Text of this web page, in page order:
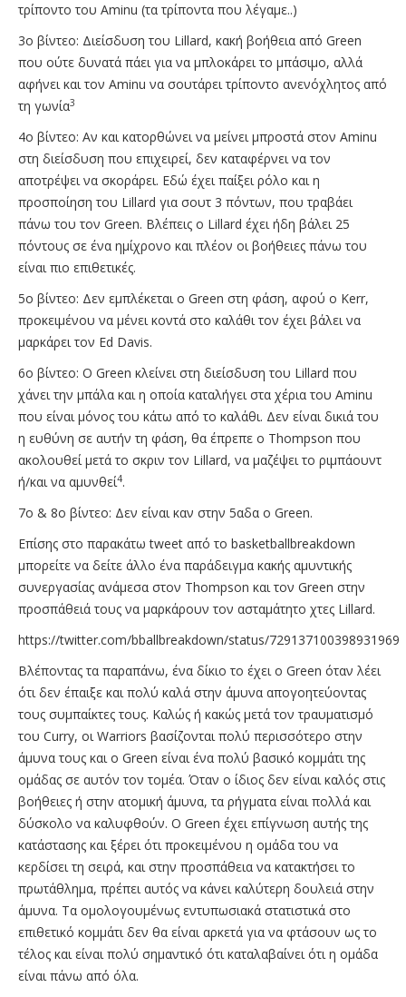
τρίποντο του Aminu (τα τρίποντα που λέγαμε..)
3ο βίντεο: Διείσδυση του Lillard, κακή βοήθεια από Green
που ούτε δυνατά πάει για να μπλοκάρει το μπάσιμο, αλλά
αφήνει και τον Aminu να σουτάρει τρίποντο ανενόχλητος από
τη γωνία3
4o βίντεο: Αν και κατορθώνει να μείνει μπροστά στον Aminu
στη διείσδυση που επιχειρεί, δεν καταφέρνει να τον
αποτρέψει να σκοράρει. Εδώ έχει παίξει ρόλο και η
προσποίηση του Lillard για σουτ 3 πόντων, που τραβάει
πάνω του τον Green. Βλέπεις ο Lillard έχει ήδη βάλει 25
πόντους σε ένα ημίχρονο και πλέον οι βοήθειες πάνω του
είναι πιο επιθετικές.
5ο βίντεο: Δεν εμπλέκεται ο Green στη φάση, αφού ο Kerr,
προκειμένου να μένει κοντά στο καλάθι τον έχει βάλει να
μαρκάρει τον Ed Davis.
6ο βίντεο: Ο Green κλείνει στη διείσδυση του Lillard που
χάνει την μπάλα και η οποία καταλήγει στα χέρια του Aminu
που είναι μόνος του κάτω από το καλάθι. Δεν είναι δικιά του
η ευθύνη σε αυτήν τη φάση, θα έπρεπε ο Thompson που
ακολουθεί μετά το σκριν τον Lillard, να μαζέψει το ριμπάουντ
ή/και να αμυνθεί4.
7o & 8o βίντεο: Δεν είναι καν στην 5αδα ο Green.
Επίσης στο παρακάτω tweet από το basketballbreakdown
μπορείτε να δείτε άλλο ένα παράδειγμα κακής αμυντικής
συνεργασίας ανάμεσα στον Thompson και τον Green στην
προσπάθειά τους να μαρκάρουν τον ασταμάτητο χτες Lillard.
https://twitter.com/bballbreakdown/status/729137100398931969
Βλέποντας τα παραπάνω, ένα δίκιο το έχει ο Green όταν λέει
ότι δεν έπαιξε και πολύ καλά στην άμυνα απογοητεύοντας
τους συμπαίκτες τους. Καλώς ή κακώς μετά τον τραυματισμό
του Curry, οι Warriors βασίζονται πολύ περισσότερο στην
άμυνα τους και ο Green είναι ένα πολύ βασικό κομμάτι της
ομάδας σε αυτόν τον τομέα. Όταν ο ίδιος δεν είναι καλός στις
βοήθειες ή στην ατομική άμυνα, τα ρήγματα είναι πολλά και
δύσκολο να καλυφθούν. O Green έχει επίγνωση αυτής της
κατάστασης και ξέρει ότι προκειμένου η ομάδα του να
κερδίσει τη σειρά, και στην προσπάθεια να κατακτήσει το
πρωτάθλημα, πρέπει αυτός να κάνει καλύτερη δουλειά στην
άμυνα. Τα ομολογουμένως εντυπωσιακά στατιστικά στο
επιθετικό κομμάτι δεν θα είναι αρκετά για να φτάσουν ως το
τέλος και είναι πολύ σημαντικό ότι καταλαβαίνει ότι η ομάδα
είναι πάνω από όλα.